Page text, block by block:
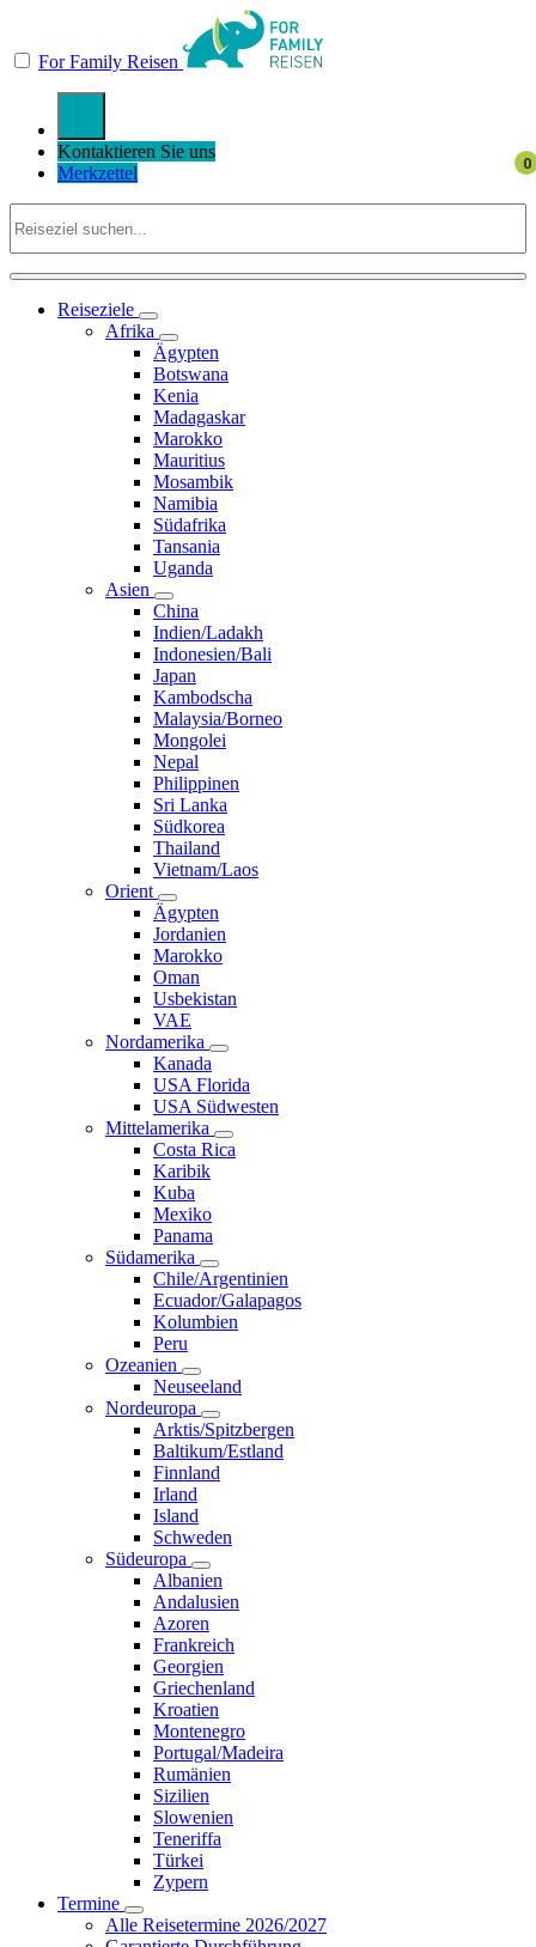
For Family Reisen
Kontaktieren Sie uns
Merkzettel
Reiseziele
Afrika
Ägypten
Botswana
Kenia
Madagaskar
Marokko
Mauritius
Mosambik
Namibia
Südafrika
Tansania
Uganda
Asien
China
Indien/Ladakh
Indonesien/Bali
Japan
Kambodscha
Malaysia/Borneo
Mongolei
Nepal
Philippinen
Sri Lanka
Südkorea
Thailand
Vietnam/Laos
Orient
Ägypten
Jordanien
Marokko
Oman
Usbekistan
VAE
Nordamerika
Kanada
USA Florida
USA Südwesten
Mittelamerika
Costa Rica
Karibik
Kuba
Mexiko
Panama
Südamerika
Chile/Argentinien
Ecuador/Galapagos
Kolumbien
Peru
Ozeanien
Neuseeland
Nordeuropa
Arktis/Spitzbergen
Baltikum/Estland
Finnland
Irland
Island
Schweden
Südeuropa
Albanien
Andalusien
Azoren
Frankreich
Georgien
Griechenland
Kroatien
Montenegro
Portugal/Madeira
Rumänien
Sizilien
Slowenien
Teneriffa
Türkei
Zypern
Termine
Alle Reisetermine 2026/2027